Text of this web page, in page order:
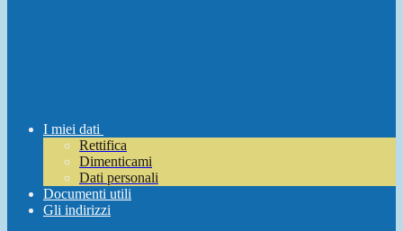
I miei dati
Rettifica
Dimenticami
Dati personali
Documenti utili
Gli indirizzi